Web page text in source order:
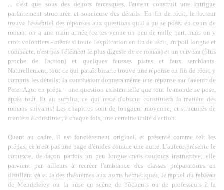
... c'est que sous des dehors farcesques, l'auteur construit une intrigue
parfaitement structurée et soucieuse des détails. En fin de récit, le lecteur
trouve l'essentiel des réponses aux questions qu'il a pu se poser en cours de
roman: on a une main armée (certes venue un peu de nulle part, mais on y
croit volontiers - même si toute l'explication en fin de récit, un poil longue et
compacte, n'est pas l'élément le plus digeste de ce roman) et un cerveau (plus
proche de l'action) et quelques fausses pistes et faux semblants.
Naturellement, tout ce qui paraît bizarre trouve une réponse en fin de récit, y
compris les détails; la conclusion donnera même une réponse sur l'avenir de
Peter Agor en prépa - une question existentielle que tout le monde se pose,
après tout. Et au surplus, ce qui reste d'obscur constituera la matière des
romans suivants! Les chapitres sont de longueur moyenne, et structurés de
manière à constituer, à chaque fois, une certaine unité d'action.
Quant au cadre, il est foncièrement original, et présenté comme tel: les
prépas, ce n'est pas une page d'études comme une autre. L'auteur présente le
contexte, de façon parfois un peu longue mais toujours instructive; elle
parvient par ailleurs à recréer l'ambiance des classes préparatoires en
distillant çà et là des théorèmes aux noms hermétiques, le rappel du tableau
de Mendeleïev ou la mise en scène de bûcheurs ou de professeurs à la